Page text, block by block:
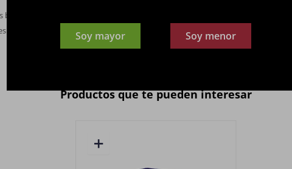
Soy mayor Soy menor
buscan mantener la energía y el enfoque durante el trabajo, el estudio o la
Puede consumirse sola, fría o como base para cócteles energizantes.
Productos que te pueden interesar